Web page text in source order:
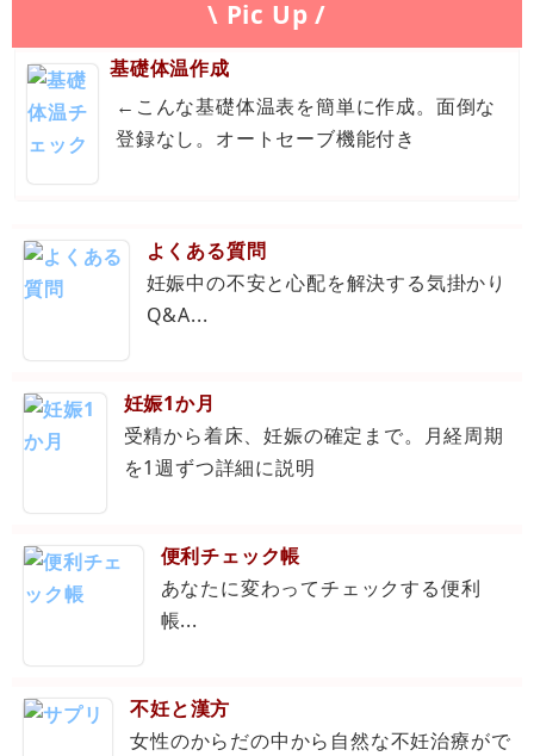
\ Pic Up /
基礎体温作成
←こんな基礎体温表を簡単に作成。面倒な
登録なし。オートセーブ機能付き
よくある質問
妊娠中の不安と心配を解決する気掛かり
Q&A...
妊娠1か月
受精から着床、妊娠の確定まで。月経周期
を1週ずつ詳細に説明
便利チェック帳
あなたに変わってチェックする便利
帳...
不妊と漢方
女性のからだの中から自然な不妊治療がで